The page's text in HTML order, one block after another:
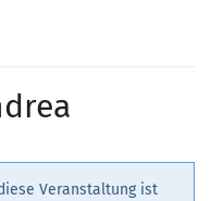
Veranstaltung ist